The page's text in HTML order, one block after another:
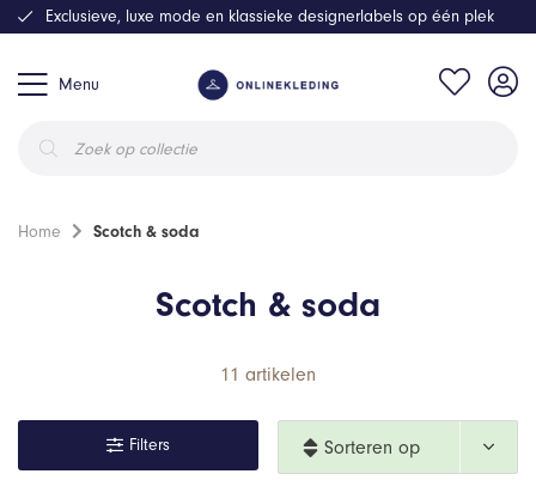
Menu
zoeken
Exclusieve, luxe mode en klassieke designerlabels op één plek
Home Scotch & soda
Scotch & soda
11 artikelen
Filters Sorteren op